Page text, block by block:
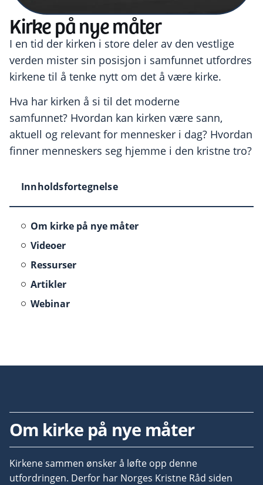
Kirke på nye måter
I en tid der kirken i store deler av den vestlige
verden mister sin posisjon i samfunnet utfordres
kirkene til å tenke nytt om det å være kirke.
Hva har kirken å si til det moderne
samfunnet? Hvordan kan kirken være sann,
aktuell og relevant for mennesker i dag? Hvordan
finner menneskers seg hjemme i den kristne tro?
Innholdsfortegnelse
Om kirke på nye måter
Videoer
Ressurser
Artikler
Webinar
Om kirke på nye måter
Kirkene sammen ønsker å løfte opp denne
utfordringen. Derfor har Norges Kristne Råd siden